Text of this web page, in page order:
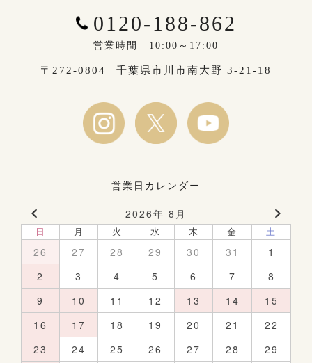
0120-188-862
営業時間 10:00～17:00
〒272-0804 千葉県市川市南大野 3-21-18
営業日カレンダー
2026年 8月
日 月 火 水 木 金 土
26 27 28 29 30 31
1
2
3 4 5 6 7
8
9
10 11 12 13 14
15
16
17 18 19 20 21
22
23
24 25 26 27 28 29